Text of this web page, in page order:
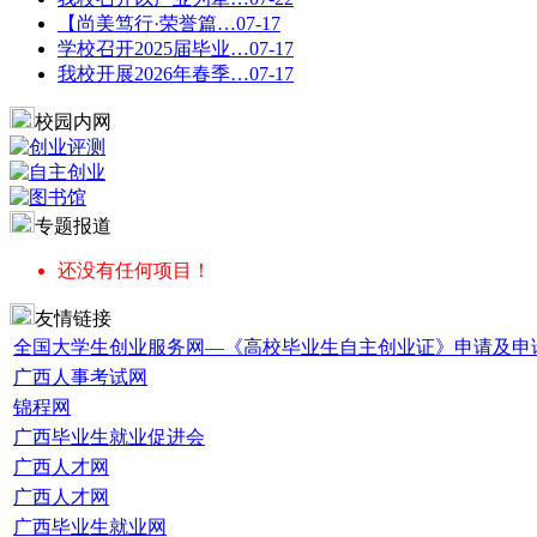
【尚美笃行·荣誉篇…07-17
学校召开2025届毕业…07-17
我校开展2026年春季…07-17
校园内网
专题报道
还没有任何项目！
友情链接
全国大学生创业服务网—《高校毕业生自主创业证》申请及申
广西人事考试网
锦程网
广西毕业生就业促进会
广西人才网
广西人才网
广西毕业生就业网